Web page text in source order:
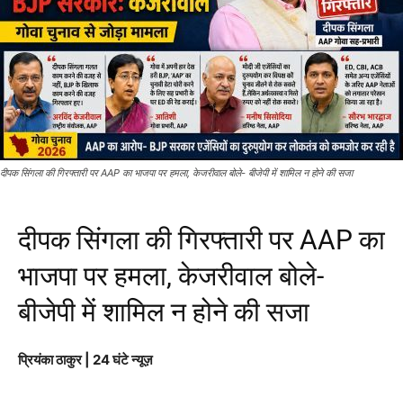
दीपक सिंगला की गिरफ्तारी पर AAP का भाजपा पर हमला, केजरीवाल बोले- बीजेपी में शामिल न होने की सजा
दीपक सिंगला की गिरफ्तारी पर AAP का
भाजपा पर हमला, केजरीवाल बोले-
बीजेपी में शामिल न होने की सजा
प्रियंका ठाकुर | 24 घंटे न्यूज़